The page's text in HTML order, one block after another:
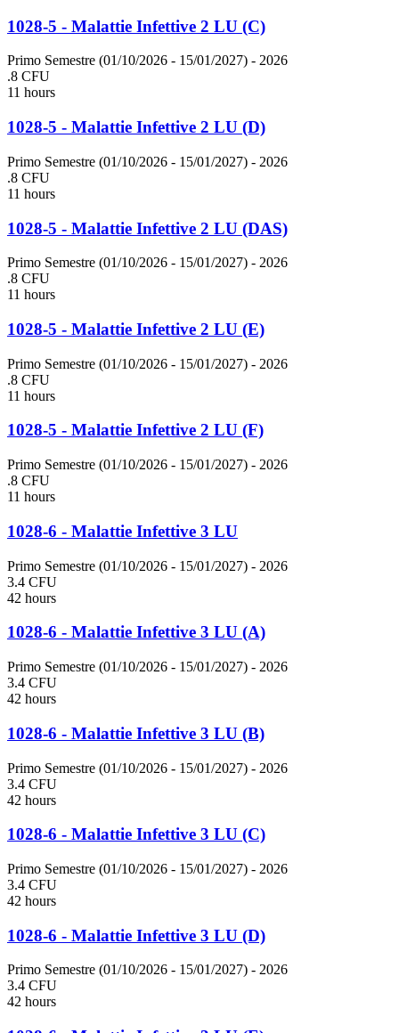
1028-5 - Malattie Infettive 2 LU (C)
Primo Semestre (01/10/2026 - 15/01/2027) - 2026
.8 CFU
11 hours
1028-5 - Malattie Infettive 2 LU (D)
Primo Semestre (01/10/2026 - 15/01/2027) - 2026
.8 CFU
11 hours
1028-5 - Malattie Infettive 2 LU (DAS)
Primo Semestre (01/10/2026 - 15/01/2027) - 2026
.8 CFU
11 hours
1028-5 - Malattie Infettive 2 LU (E)
Primo Semestre (01/10/2026 - 15/01/2027) - 2026
.8 CFU
11 hours
1028-5 - Malattie Infettive 2 LU (F)
Primo Semestre (01/10/2026 - 15/01/2027) - 2026
.8 CFU
11 hours
1028-6 - Malattie Infettive 3 LU
Primo Semestre (01/10/2026 - 15/01/2027) - 2026
3.4 CFU
42 hours
1028-6 - Malattie Infettive 3 LU (A)
Primo Semestre (01/10/2026 - 15/01/2027) - 2026
3.4 CFU
42 hours
1028-6 - Malattie Infettive 3 LU (B)
Primo Semestre (01/10/2026 - 15/01/2027) - 2026
3.4 CFU
42 hours
1028-6 - Malattie Infettive 3 LU (C)
Primo Semestre (01/10/2026 - 15/01/2027) - 2026
3.4 CFU
42 hours
1028-6 - Malattie Infettive 3 LU (D)
Primo Semestre (01/10/2026 - 15/01/2027) - 2026
3.4 CFU
42 hours